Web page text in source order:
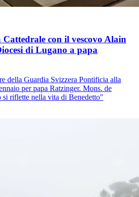
Cattedrale con il vescovo Alain
di Lugano a papa
della Guardia Svizzera Pontificia alla
per papa Ratzinger. Mons. de
riflette nella vita di Benedetto"